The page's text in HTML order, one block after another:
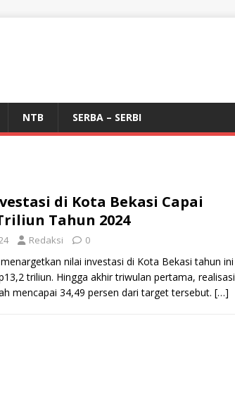
NTB SERBA – SERBI
di Kota Bekasi Capai
Tahun 2024
Redaksi 0
nilai investasi di Kota Bekasi tahun ini
triliun. Hingga akhir triwulan pertama, realisasi
mencapai 34,49 persen dari target tersebut. […]